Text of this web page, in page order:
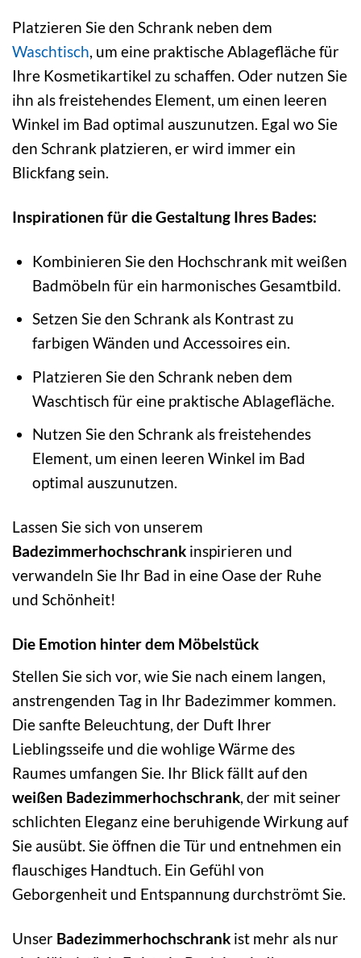
Platzieren Sie den Schrank neben dem
Waschtisch, um eine praktische Ablagefläche für
Ihre Kosmetikartikel zu schaffen. Oder nutzen Sie
ihn als freistehendes Element, um einen leeren
Winkel im Bad optimal auszunutzen. Egal wo Sie
den Schrank platzieren, er wird immer ein
Blickfang sein.
Inspirationen für die Gestaltung Ihres Bades:
Kombinieren Sie den Hochschrank mit weißen
Badmöbeln für ein harmonisches Gesamtbild.
Setzen Sie den Schrank als Kontrast zu
farbigen Wänden und Accessoires ein.
Platzieren Sie den Schrank neben dem
Waschtisch für eine praktische Ablagefläche.
Nutzen Sie den Schrank als freistehendes
Element, um einen leeren Winkel im Bad
optimal auszunutzen.
Lassen Sie sich von unserem
Badezimmerhochschrank inspirieren und
verwandeln Sie Ihr Bad in eine Oase der Ruhe
und Schönheit!
Die Emotion hinter dem Möbelstück
Stellen Sie sich vor, wie Sie nach einem langen,
anstrengenden Tag in Ihr Badezimmer kommen.
Die sanfte Beleuchtung, der Duft Ihrer
Lieblingsseife und die wohlige Wärme des
Raumes umfangen Sie. Ihr Blick fällt auf den
weißen Badezimmerhochschrank, der mit seiner
schlichten Eleganz eine beruhigende Wirkung auf
Sie ausübt. Sie öffnen die Tür und entnehmen ein
flauschiges Handtuch. Ein Gefühl von
Geborgenheit und Entspannung durchströmt Sie.
Unser Badezimmerhochschrank ist mehr als nur